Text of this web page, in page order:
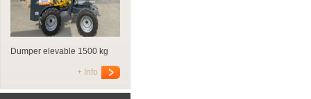
Dumper elevable 1500 kg
+ Info